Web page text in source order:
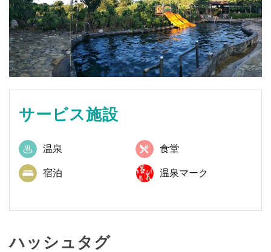
サービス施設
温泉 食堂
宿泊 温泉マーク
ハッシュタグ